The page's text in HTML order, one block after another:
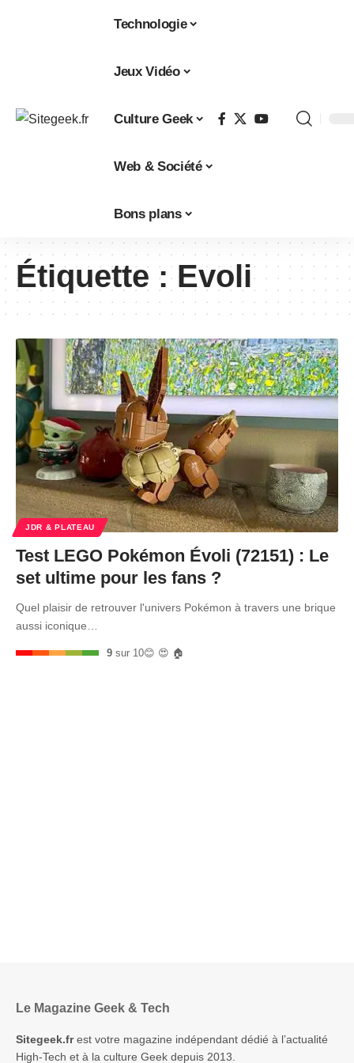
Technologie
Jeux Vidéo
Culture Geek
Web & Société
Bons plans
Étiquette :Evoli
JDR & PLATEAU
Test LEGO Pokémon Évoli (72151) : Le
set ultime pour les fans ?
Quel plaisir de retrouver l'univers Pokémon à travers une brique
aussi iconique…
9 sur 10😊 😍 🏠
Le Magazine Geek & Tech
Sitegeek.frest votre magazine indépendant dédié à l’actualité
High-Tech et à la culture Geek depuis 2013.